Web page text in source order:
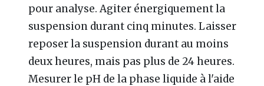
pour analyse. Agiter énergiquement la
suspension durant cinq minutes. Laisser
reposer la suspension durant au moins
deux heures, mais pas plus de 24 heures.
Mesurer le pH de la phase liquide à l'aide